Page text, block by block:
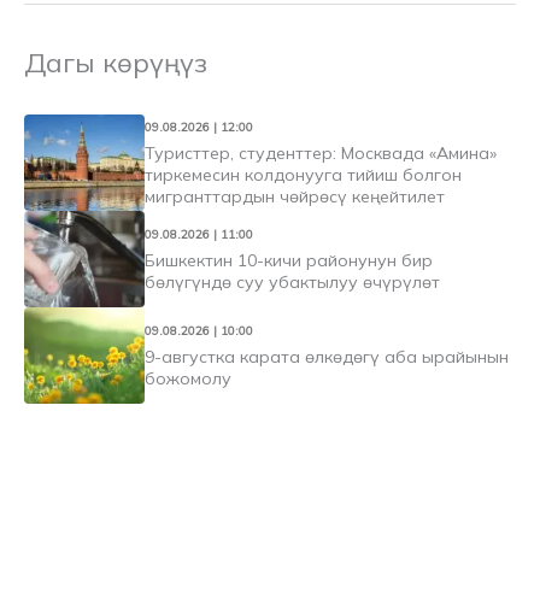
Дагы көрүңүз
09.08.2026 | 12:00
Туристтер, студенттер: Москвада «Амина»
тиркемесин колдонууга тийиш болгон
мигранттардын чөйрөсү кеңейтилет
09.08.2026 | 11:00
Бишкектин 10-кичи районунун бир
бөлүгүндө суу убактылуу өчүрүлөт
09.08.2026 | 10:00
9-августка карата өлкөдөгү аба ырайынын
божомолу